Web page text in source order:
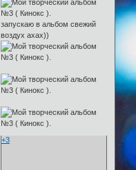
запускаю в альбом свежий
воздух ахах))
+3